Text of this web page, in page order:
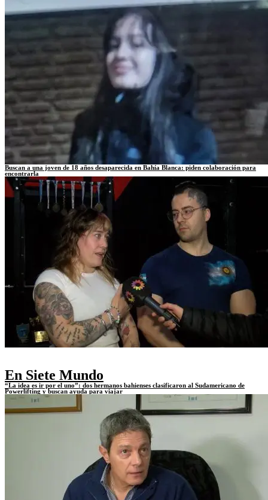
Buscan a una joven de 18 años desaparecida en Bahía Blanca: piden colaboración para
encontrarla
En Siete Mundo
“La idea es ir por el uno”: dos hermanos bahienses clasificaron al Sudamericano de
Powerlifting y buscan ayuda para viajar